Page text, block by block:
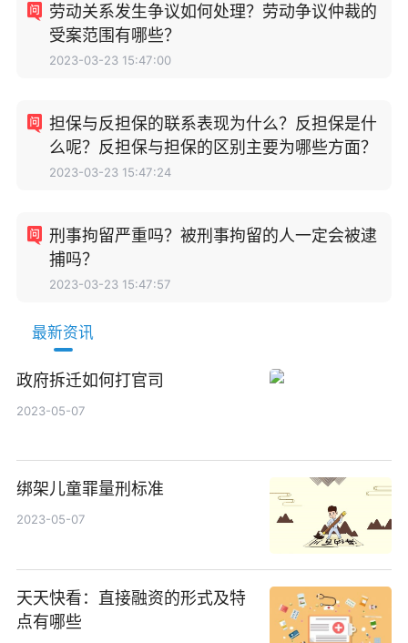
劳动关系发生争议如何处理？劳动争议仲裁的
受案范围有哪些？
2023-03-23 15:47:00
担保与反担保的联系表现为什么？反担保是什
么呢？反担保与担保的区别主要为哪些方面？
2023-03-23 15:47:24
刑事拘留严重吗？被刑事拘留的人一定会被逮
捕吗？
2023-03-23 15:47:57
最新资讯
政府拆迁如何打官司
2023-05-07
绑架儿童罪量刑标准
2023-05-07
天天快看：直接融资的形式及特
点有哪些